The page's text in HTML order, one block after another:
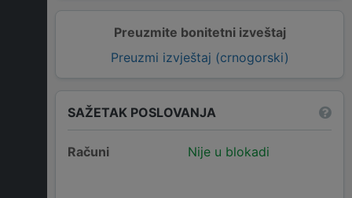
Preuzmite bonitetni izveštaj
Preuzmi izvještaj (crnogorski)
SAŽETAK POSLOVANJA
Računi Nije u blokadi